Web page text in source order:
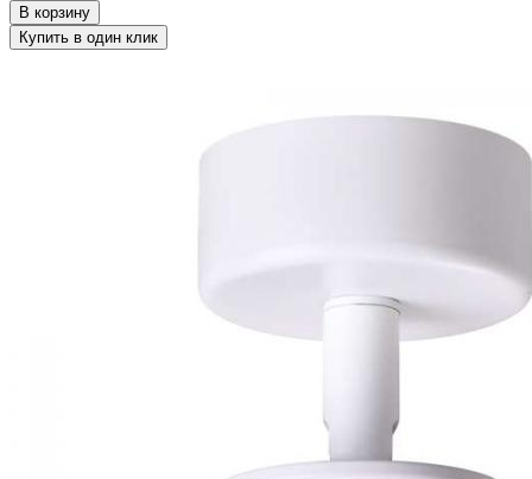
В корзину
Купить в один клик